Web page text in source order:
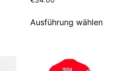
Ausführung wählen